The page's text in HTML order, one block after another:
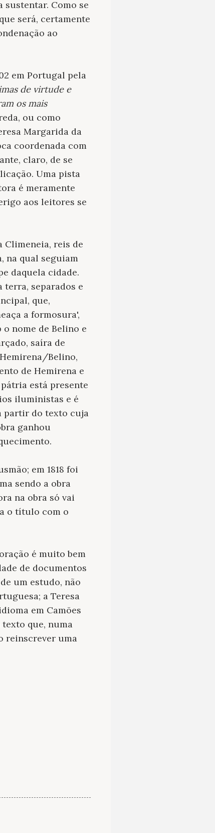
Como se
será, certamente
ao
em Portugal pela
de virtude e
os mais
ou como
Margarida da
coordenada com
claro, de se
Uma pista
é meramente
aos leitores se
Climeneia, reis de
na qual seguiam
daquela cidade.
terra, separados e
que,
a formosura',
nome de Belino e
saíra de
Belino,
de Hemirena e
está presente
iluministas e é
partir do texto cuja
ganhou
em 1818 foi
sendo a obra
na obra só vai
o título com o
é muito bem
de documentos
um estudo, não
a Teresa
em Camões
que, numa
reinscrever uma